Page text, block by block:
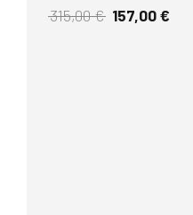
315,00€ Il
157,00€